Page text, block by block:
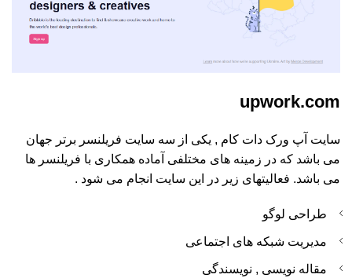
upwork.com
سایت آپ ورک دات کام , یکی از سه سایت فریلنسر برتر جهان
می باشد که در زمینه های مختلفی آماده همکاری با فریلنسر ها
می باشد. فعالیتهای زیر در این سایت انجام می شود .
طراحی لوگو
مدیریت شبکه های اجتماعی
مقاله نویسی , نویسندگی